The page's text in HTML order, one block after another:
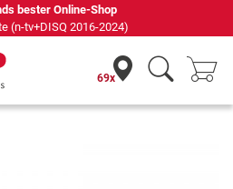
Seit 42 Jahren Ihr Experte für Heimfitness
69x